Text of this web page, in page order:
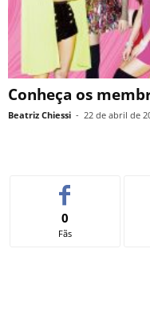
Conheça os
Beatriz Chiessi - 22 de abril de
0
Fãs